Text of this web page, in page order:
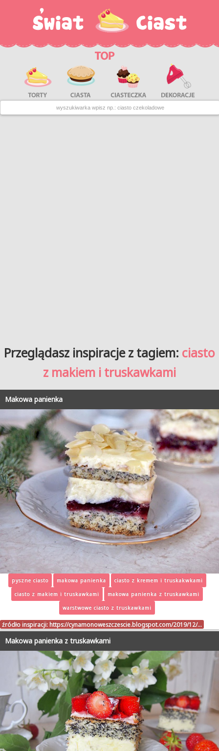
Przeglądasz inspiracje z tagiem: ciasto
z makiem i truskawkami
Makowa panienka
pyszne ciasto makowa panienka
ciasto z kremem i truskakwkami
ciasto z makiem i truskawkami
makowa panienka z truskawkami
warstwowe ciasto z truskawkami
źródło inspiracji: https://cynamonoweszczescie.blogspot.com/2019/12/…
Makowa panienka z truskawkami